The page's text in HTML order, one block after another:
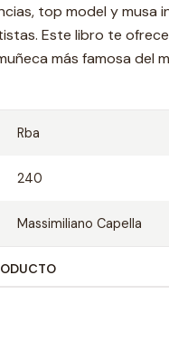
top model y musa
Este libro te
más famosa del
Rba
240
Massimiliano Capella